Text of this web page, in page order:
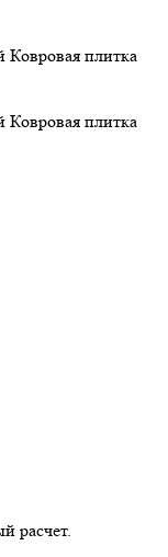
расчет.